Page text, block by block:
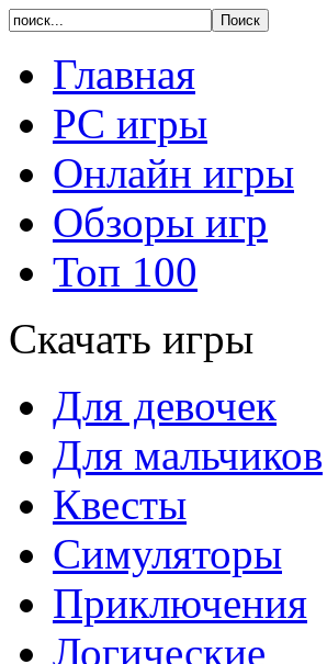
Главная
PC игры
Онлайн игры
Обзоры игр
Топ 100
Скачать игры
Для девочек
Для мальчиков
Квесты
Симуляторы
Приключения
Логические